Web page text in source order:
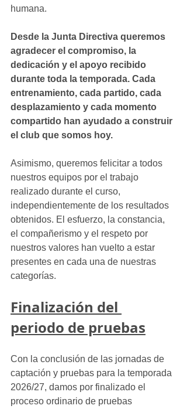
humana.
Desde la Junta Directiva queremos
agradecer el compromiso, la
dedicación y el apoyo recibido
durante toda la temporada. Cada
entrenamiento, cada partido, cada
desplazamiento y cada momento
compartido han ayudado a construir
el club que somos hoy.
Asimismo, queremos felicitar a todos
nuestros equipos por el trabajo
realizado durante el curso,
independientemente de los resultados
obtenidos. El esfuerzo, la constancia,
el compañerismo y el respeto por
nuestros valores han vuelto a estar
presentes en cada una de nuestras
categorías.
Finalización del
periodo de pruebas
Con la conclusión de las jornadas de
captación y pruebas para la temporada
2026/27, damos por finalizado el
proceso ordinario de pruebas